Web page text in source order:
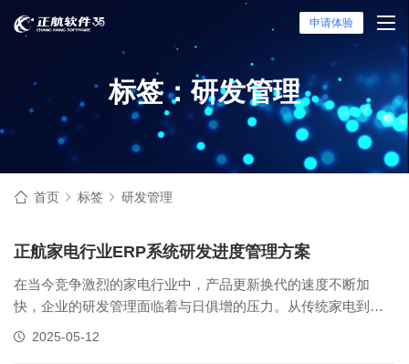
申请体验
标签：研发管理
首页 标签 研发管理
正航家电行业ERP系统研发进度管理方案
在当今竞争激烈的家电行业中，产品更新换代的速度不断加
快，企业的研发管理面临着与日俱增的压力。从传统家电到智
能家居设备，研发过程涵盖硬件开发、软件适配、用户体验设
2025-05-12